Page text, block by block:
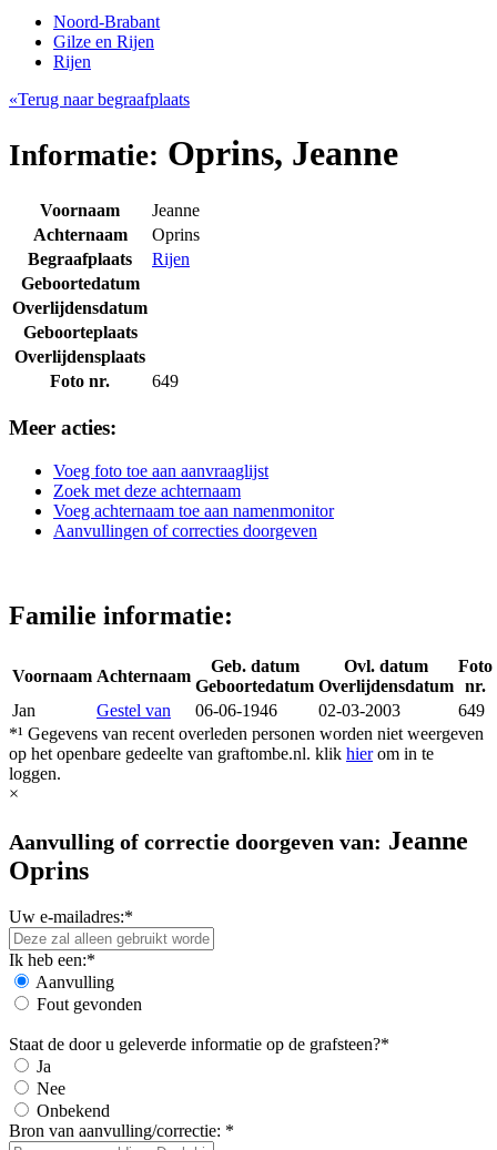
Noord-Brabant
Gilze en Rijen
Rijen
«Terug naar begraafplaats
Informatie: Oprins, Jeanne
Voornaam
Jeanne
Achternaam
Oprins
Begraafplaats
Rijen
Geboortedatum
Overlijdensdatum
Geboorteplaats
Overlijdensplaats
Foto nr.
649
Meer acties:
Voeg foto toe aan aanvraaglijst
Zoek met deze achternaam
Voeg achternaam toe aan namenmonitor
Aanvullingen of correcties doorgeven
Familie informatie:
Voornaam Achternaam
Geb. datum
Geboortedatum
Ovl. datum
Overlijdensdatum
Foto
nr.
Jan
Gestel van 06-06-1946 02-03-2003
649
*¹ Gegevens van recent overleden personen worden niet weergeven
op het openbare gedeelte van graftombe.nl. klik hierom in te
loggen.
×
Aanvulling of correctie doorgeven van: Jeanne
Oprins
Uw e-mailadres:*
Ik heb een:*
Aanvulling
Fout gevonden
Staat de door u geleverde informatie op de grafsteen?*
Ja
Nee
Onbekend
Bron van aanvulling/correctie: *